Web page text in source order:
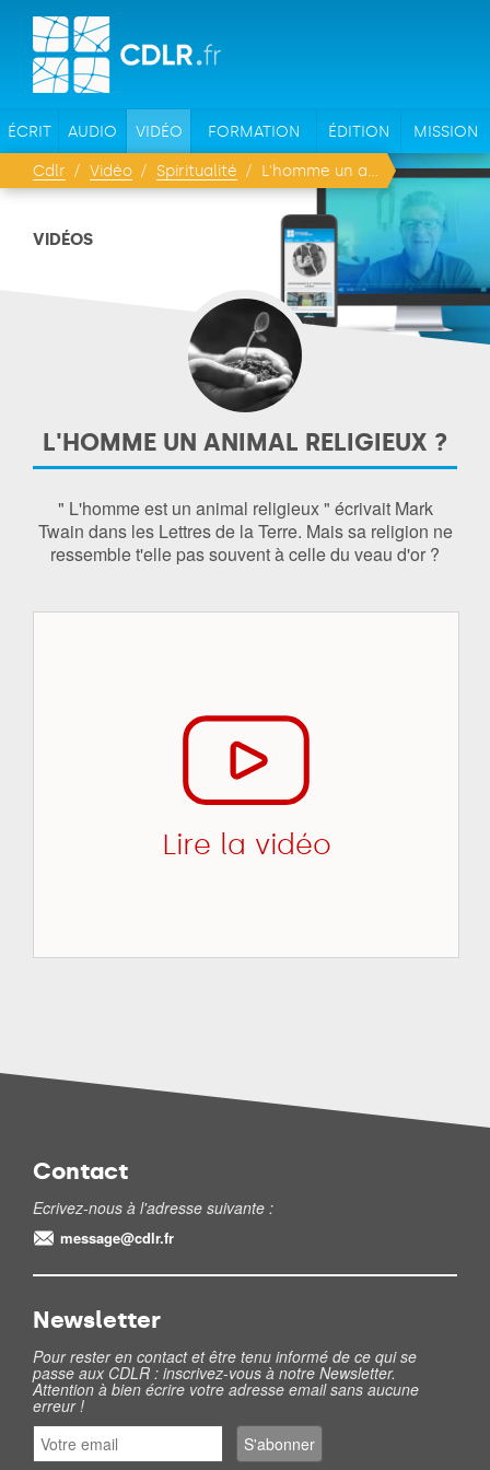
ÉCRIT AUDIO VIDÉO FORMATION ÉDITION MISSION
Cdlr Vidéo Spiritualité L'homme un animal religieux ?
VIDÉOS
L'HOMME UN ANIMAL RELIGIEUX ?
" L'homme est un animal religieux " écrivait Mark
Twain dans les Lettres de la Terre. Mais sa religion ne
ressemble t'elle pas souvent à celle du veau d'or ?
Lire la vidéo
Contact
Ecrivez-nous à l'adresse suivante :
message@cdlr.fr
Newsletter
Pour rester en contact et être tenu informé de ce qui se
passe aux CDLR : inscrivez-vous à notre Newsletter.
Attention à bien écrire votre adresse email sans aucune
erreur !